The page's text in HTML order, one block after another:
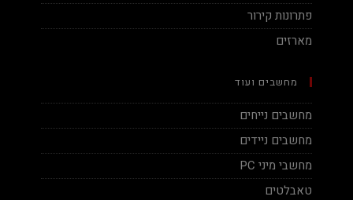
פתרונות קירור
מארזים
מחשבים ועוד
מחשבים נייחים
מחשבים ניידים
מחשבי מיני PC
טאבלטים